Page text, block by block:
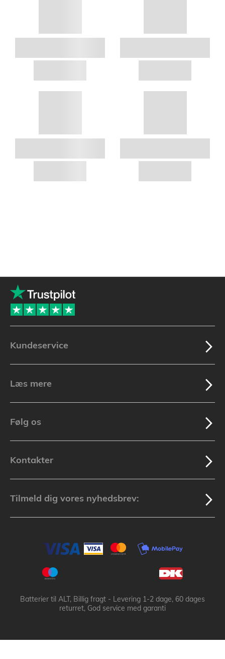
Kundeservice
Læs mere
Følg os
Kontakter
Tilmeld dig vores nyhedsbrev:
Batterier til ALT, Billig fragt - Levering 1-2 dage, 60 dages
returret, God service med garanti